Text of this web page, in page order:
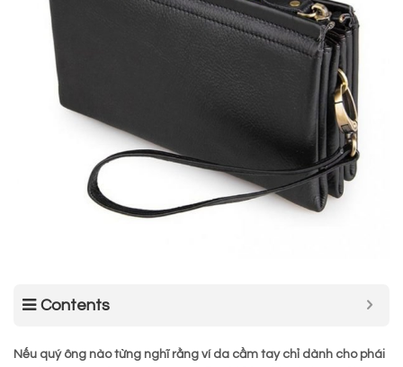
Contents
Nếu quý ông nào từng nghĩ rằng ví da cầm tay chỉ dành cho phái